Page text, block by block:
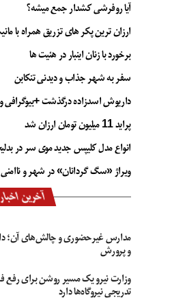
آیا روفرشی کشدار جمع میشه؟
ارزان ترین پکر های تزریق همراه با
برخورد با زنان اینبار در هئیت ها
سفر به شهر جذاب و دیدنی تنکابن
داریوش اسدزاده درگذشت
پراید 11 میلیون تومان ارزان شد
انواع مدل کلیپس جدید موی سر در
ویراژ «سگ گردانان» در شهر و ناامنی
آخرین اخبار
مدارس غیرحضوری و چالش‌های آن؛
و پرورش
وزارت نیرو یک مسیر روشن برای رفع
تدریجی نیروگاه‌ها دارد